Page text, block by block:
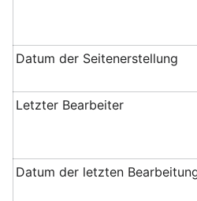
Datum der Seitenerstellung
Letzter Bearbeiter
Datum der letzten